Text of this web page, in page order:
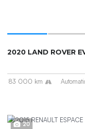
2020 LAND ROVER
83 000 km
20